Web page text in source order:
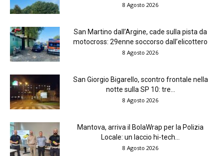
8 Agosto 2026
San Martino dall’Argine, cade sulla pista da
motocross: 29enne soccorso dall’elicottero
8 Agosto 2026
San Giorgio Bigarello, scontro frontale nella
notte sulla SP 10: tre...
8 Agosto 2026
Mantova, arriva il BolaWrap per la Polizia
Locale: un laccio hi-tech...
8 Agosto 2026